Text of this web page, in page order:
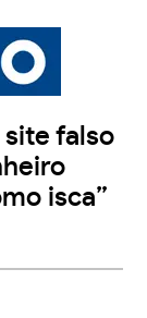
site falso
isca”